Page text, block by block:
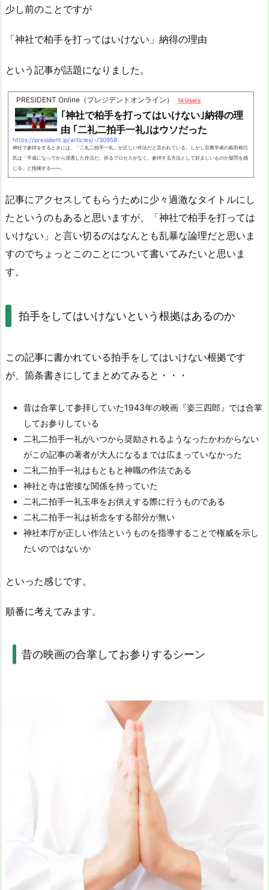
少し前のことですが
「神社で柏手を打ってはいけない」納得の理由
という記事が話題になりました。
PRESIDENT Online（プレジデントオンライン） 14 Users
｢神社で柏手を打ってはいけない｣納得の理
由 ｢二礼二拍手一礼｣はウソだった
https://president.jp/articles/-/30958
神社で参拝をするときには、「二礼二拍手一礼」が正しい作法だと言われている。しかし宗教学者の島田裕巳
氏は「平成になってから浸透した作法だ。祈るプロセスがなく、参拝する方法として好ましいものか疑問を感
じる」と指摘する――。
記事にアクセスしてもらうために少々過激なタイトルにし
たというのもあると思いますが、「神社で柏手を打っては
いけない」と言い切るのはなんとも乱暴な論理だと思いま
すのでちょっとこのことについて書いてみたいと思いま
す。
拍手をしてはいけないという根拠はあるのか
この記事に書かれている拍手をしてはいけない根拠です
が、箇条書きにしてまとめてみると・・・
昔は合掌して参拝していた1943年の映画『姿三四郎』では合掌
してお参りしている
二礼二拍手一礼がいつから奨励されるようなったかわからない
がこの記事の著者が大人になるまでは広まっていなかった
二礼二拍手一礼はもともと神職の作法である
神社と寺は密接な関係を持っていた
二礼二拍手一礼玉串をお供えする際に行うものである
二礼二拍手一礼は祈念をする部分が無い
神社本庁が正しい作法というものを指導することで権威を示し
たいのではないか
といった感じです。
順番に考えてみます。
昔の映画の合掌してお参りするシーン